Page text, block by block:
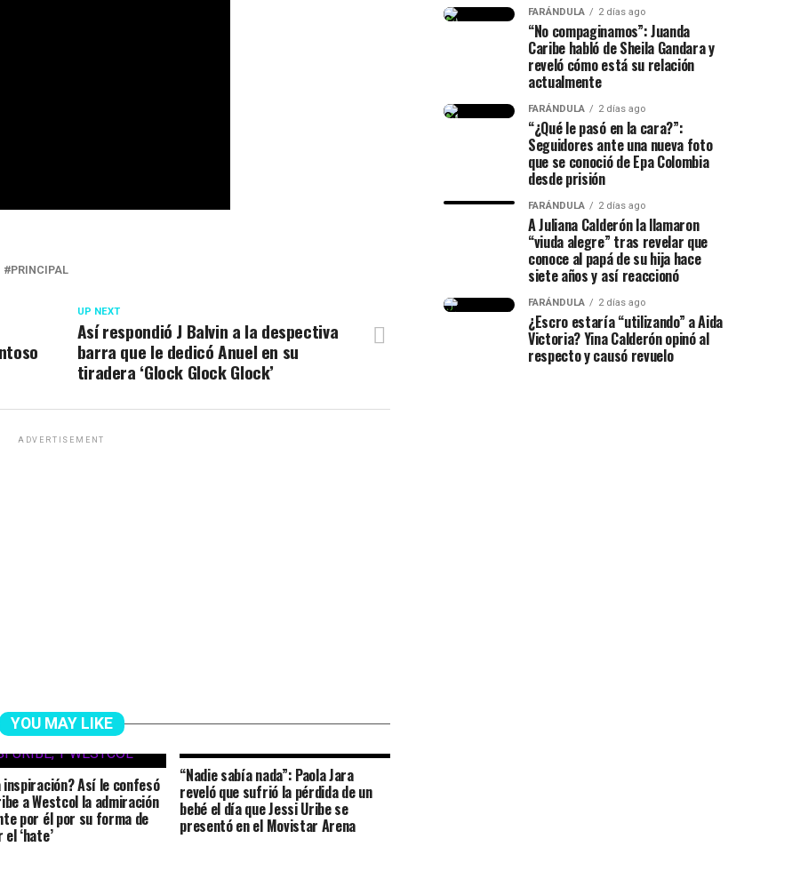
PRINCIPAL
UP NEXT
Así respondió J Balvin a la despectiva
barra que le dedicó Anuel en su
tiradera ‘Glock Glock Glock’
ADVERTISEMENT
YOU MAY LIKE
inspiración? Así le confesó
a Westcol la admiración
por él por su forma de
‘hate’
“Nadie sabía nada”: Paola Jara
reveló que sufrió la pérdida de un
bebé el día que Jessi Uribe se
presentó en el Movistar Arena
FARÁNDULA 2 días ago
“No compaginamos”: Juanda
Caribe habló de Sheila Gandara y
reveló cómo está su relación
actualmente
FARÁNDULA 2 días ago
“¿Qué le pasó en la cara?”:
Seguidores ante una nueva foto
que se conoció de Epa Colombia
desde prisión
FARÁNDULA 2 días ago
A Juliana Calderón la llamaron
“viuda alegre” tras revelar que
conoce al papá de su hija hace
siete años y así reaccionó
FARÁNDULA 2 días ago
¿Escro estaría “utilizando” a Aida
Victoria? Yina Calderón opinó al
respecto y causó revuelo